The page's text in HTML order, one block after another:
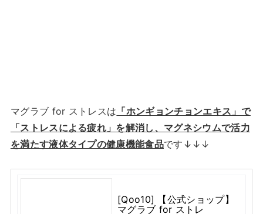
マグラブ for ストレスは 「ホンギョンチョンエキス」で
「ストレスによる疲れ」を解消し、マグネシウムで活力
を満たす液体タイプの健康機能食品です↓↓↓
[Qoo10] 【公式ショップ】
マグラブ for ストレ